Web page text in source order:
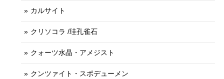
カルサイト
クリソコラ /珪孔雀石
クォーツ水晶・アメジスト
クンツァイト・スポデューメン